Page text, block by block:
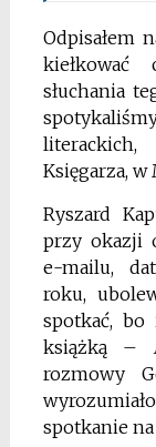
Odpisałem
kiełkować
słuchania
Księgarza,
Ryszard
przy okazji
e-mailu,
roku,
spotkać, bo
książką –
rozmowy
spotkanie